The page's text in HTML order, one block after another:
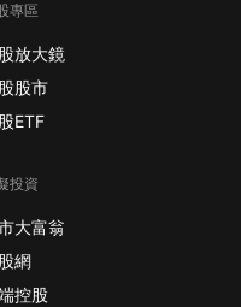
專區
放大鏡
股市
ETF
投資
大富翁
網
控股